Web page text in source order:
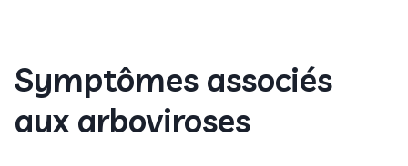
Symptômes associés
aux arboviroses